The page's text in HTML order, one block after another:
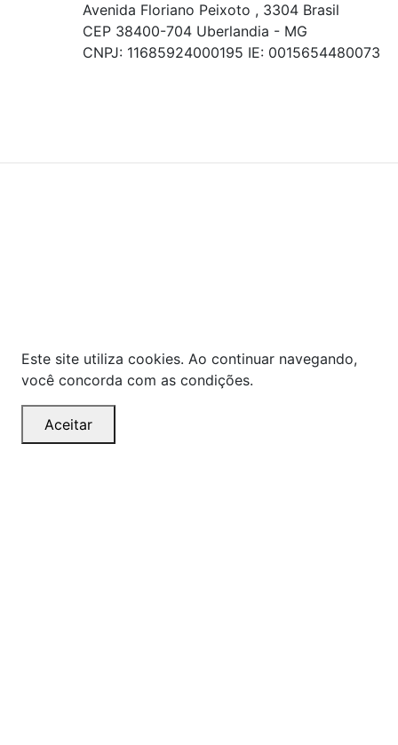
Avenida Floriano Peixoto , 3304 Brasil
CEP 38400-704 Uberlandia - MG
CNPJ: 11685924000195 IE: 0015654480073
Este site utiliza cookies. Ao continuar navegando,
você concorda com as condições.
Aceitar